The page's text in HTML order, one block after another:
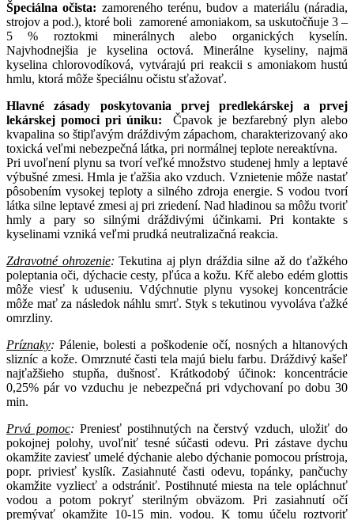
Špeciálna očista: zamoreného terénu, budov a materiálu (náradia,
strojov a pod.), ktoré boli zamorené amoniakom, sa uskutočňuje 3 –
5 % roztokmi minerálnych alebo organických kyselín.
Najvhodnejšia je kyselina octová. Minerálne kyseliny, najmä
kyselina chlorovodíková, vytvárajú pri reakcii s amoniakom hustú
hmlu, ktorá môže špeciálnu očistu sťažovať.
Hlavné zásady poskytovania prvej predlekárskej a prvej
lekárskej pomoci pri úniku: Čpavok je bezfarebný plyn alebo
kvapalina so štipľavým dráždivým zápachom, charakterizovaný ako
toxická veľmi nebezpečná látka, pri normálnej teplote nereaktívna.
Pri uvoľnení plynu sa tvorí veľké množstvo studenej hmly a leptavé
výbušné zmesi. Hmla je ťažšia ako vzduch. Vznietenie môže nastať
pôsobením vysokej teploty a silného zdroja energie. S vodou tvorí
látka silne leptavé zmesi aj pri zriedení. Nad hladinou sa môžu tvoriť
hmly a pary so silnými dráždivými účinkami. Pri kontakte s
kyselinami vzniká veľmi prudká neutralizačná reakcia.
Zdravotné ohrozenie: Tekutina aj plyn dráždia silne až do ťažkého
poleptania oči, dýchacie cesty, pľúca a kožu. Kŕč alebo edém glottis
môže viesť k uduseniu. Vdýchnutie plynu vysokej koncentrácie
môže mať za následok náhlu smrť. Styk s tekutinou vyvoláva ťažké
omrzliny.
Príznaky: Pálenie, bolesti a poškodenie očí, nosných a hltanových
slizníc a kože. Omrznuté časti tela majú bielu farbu. Dráždivý kašeľ
najťažšieho stupňa, dušnosť. Krátkodobý účinok: koncentrácie
0,25% pár vo vzduchu je nebezpečná pri vdychovaní po dobu 30
min.
Prvá pomoc: Preniesť postihnutých na čerstvý vzduch, uložiť do
pokojnej polohy, uvoľniť tesné súčasti odevu. Pri zástave dychu
okamžite zaviesť umelé dýchanie alebo dýchanie pomocou prístroja,
popr. priviesť kyslík. Zasiahnuté časti odevu, topánky, pančuchy
okamžite vyzliecť a odstrániť. Postihnuté miesta na tele opláchnuť
vodou a potom pokryť sterilným obväzom. Pri zasiahnutí očí
premývať okamžite 10-15 min. vodou. K tomu účelu roztvoriť